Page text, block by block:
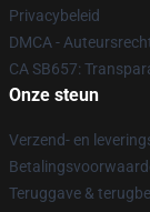
Privacybeleid
DMCA -
CA SB657:
Onze steun
Verzend- en
Teruggave &